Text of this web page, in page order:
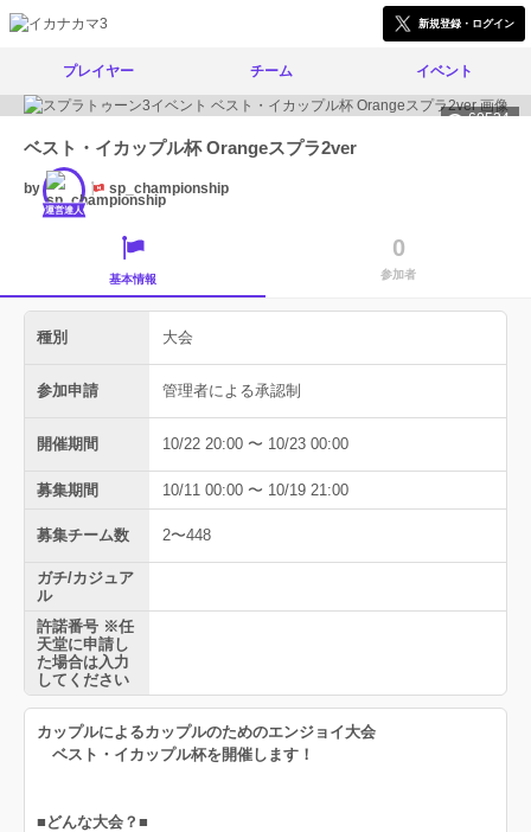
新規登録・ログイン
プレイヤー チーム イベント
60534
ベスト・イカップル杯 Orangeスプラ2ver
by
運営達人
sp_championship
基本情報
0
参加者
種別 大会
参加申請 管理者による承認制
開催期間 10/22 20:00 〜 10/23 00:00
募集期間 10/11 00:00 〜 10/19 21:00
募集チーム数 2〜448
ガチ/カジュア
ル
許諾番号 ※任
天堂に申請し
た場合は入力
してください
カップルによるカップルのためのエンジョイ大会
ベスト・イカップル杯を開催します！
■どんな大会？■